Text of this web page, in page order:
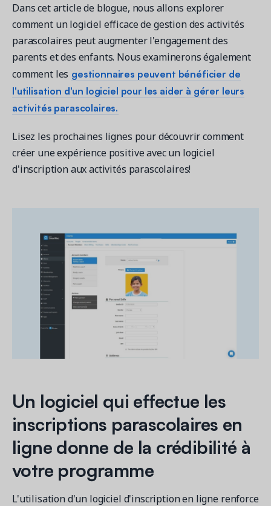
Dans cet article de blogue, nous allons explorer
comment un logiciel efficace de gestion des activités
parascolaires peut augmenter l'engagement des
parents et des enfants. Nous examinerons également
comment les gestionnaires peuvent bénéficier de
l'utilisation d'un logiciel pour les aider à gérer leurs
activités parascolaires.
Lisez les prochaines lignes pour découvrir comment
créer une expérience positive avec un logiciel
d'inscription aux activités parascolaires!
Un logiciel qui effectue les
inscriptions parascolaires en
ligne donne de la crédibilité à
votre programme
L'utilisation d'un logiciel d'inscription en ligne renforce